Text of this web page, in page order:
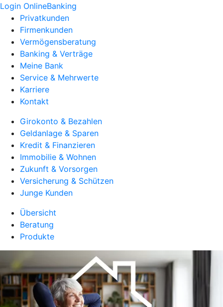
Login OnlineBanking
Privatkunden
Firmenkunden
Vermögensberatung
Banking & Verträge
Meine Bank
Service & Mehrwerte
Karriere
Kontakt
Girokonto & Bezahlen
Geldanlage & Sparen
Kredit & Finanzieren
Immobilie & Wohnen
Zukunft & Vorsorgen
Versicherung & Schützen
Junge Kunden
Übersicht
Beratung
Produkte